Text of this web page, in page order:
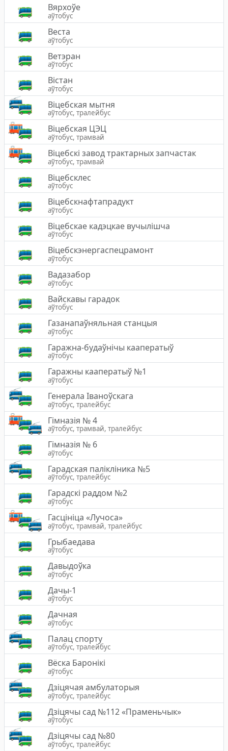
Вярхоўе
аўтобус
Веста
аўтобус
Ветэран
аўтобус
Вістан
аўтобус
Вiцебская мытня
аўтобус, тралейбус
Віцебская ЦЭЦ
аўтобус, трамвай
Віцебскі завод трактарных запчастак
аўтобус, трамвай
Віцебсклес
аўтобус
Віцебскнафтапрадукт
аўтобус
Віцебскае кадэцкае вучылішча
аўтобус
Віцебскэнергаспецрамонт
аўтобус
Вадазабор
аўтобус
Вайскавы гарадок
аўтобус
Газанапаўняльная станцыя
аўтобус
Гаражна-будаўнічы кааператыў
аўтобус
Гаражны кааператыў №1
аўтобус
Генерала Іваноўскага
аўтобус, тралейбус
Гімназія № 4
аўтобус, трамвай, тралейбус
Гімназія № 6
аўтобус
Гарадская палiклiника №5
аўтобус, тралейбус
Гарадскі раддом №2
аўтобус
Гасцініца «Лучоса»
аўтобус, трамвай, тралейбус
Грыбаедава
аўтобус
Давыдоўка
аўтобус
Дачы-1
аўтобус
Дачная
аўтобус
Палац спорту
аўтобус, тралейбус
Вёска Баронiкi
аўтобус
Дзіцячая амбулаторыя
аўтобус, тралейбус
Дзіцячы сад №112 «Праменьчык»
аўтобус
Дзiцячы сад №80
аўтобус, тралейбус